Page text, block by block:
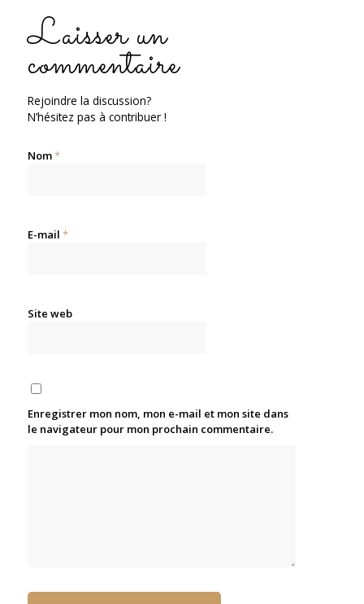
Laisser un
commentaire
Rejoindre la discussion?
N’hésitez pas à contribuer !
Nom*
E-mail *
Site web
Enregistrer mon nom, mon e-mail et mon site dans
le navigateur pour mon prochain commentaire.